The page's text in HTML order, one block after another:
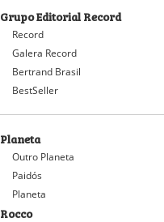
Grupo Editorial Record
Record
Galera Record
Bertrand Brasil
BestSeller
Planeta
Outro Planeta
Paidós
Planeta
Rocco